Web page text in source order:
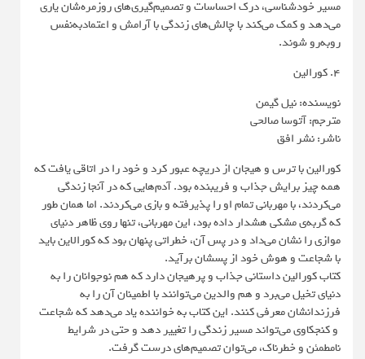
مسیر خودشناسی، درک احساسات و تصمیم‌گیری‌های روزمره‌شان یاری
می‌دهد و کمک می‌کند با چالش‌های زندگی با آرامش و اعتمادبه‌نفس
روبه‌رو شوند.
4. کورالین
نویسنده: نیل گیمن
مترجم: آتوسا صالحی
ناشر: نشر افق
کورالین با ترس و هیجان از دریچه عبور کرد و خود را در اتاقی یافت که
همه چیز برایش جذاب و فریبنده بود. آدم‌هایی که در آنجا زندگی
می‌کردند، با مهربانی تمام او را پذیرفته و بازی می‌کردند. اما همان طور
که گربه‌ی مشکی هشدار داده بود، این مهربانی، تنها روی ظاهر دنیای
موازی را نشان می‌داد و در پس آن، خطراتی پنهان بود که کورالاین باید
با شجاعت و هوش خود از پسشان برآید.
کتاب کورالین داستانی جذاب و پرهیجان دارد که هم نوجوانان را به
دنیای تخیل می‌برد و هم والدین می‌توانند با اطمینان آن را به
فرزندانشان معرفی کنند. این کتاب به خواننده یاد می‌دهد که شجاعت
و کنجکاوی می‌تواند مسیر زندگی را تغییر دهد و حتی در شرایط
نامطمئن و خطرناک، می‌توان تصمیم‌های درست گرفت.